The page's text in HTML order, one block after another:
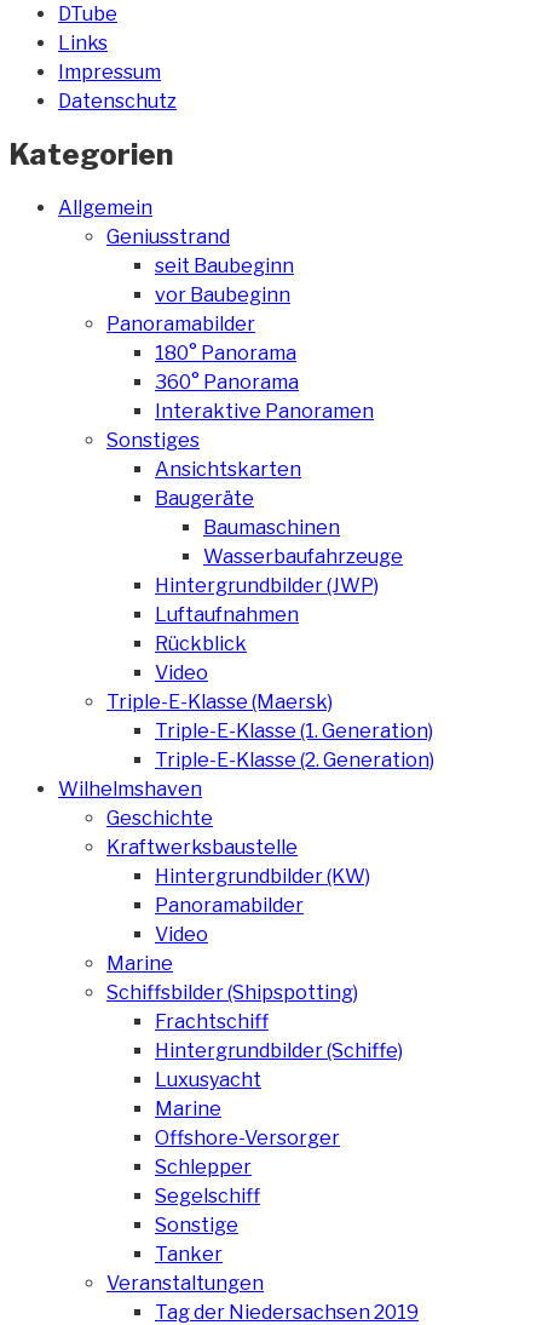
DTube
Links
Impressum
Datenschutz
Kategorien
Allgemein
Geniusstrand
seit Baubeginn
vor Baubeginn
Panoramabilder
180° Panorama
360° Panorama
Interaktive Panoramen
Sonstiges
Ansichtskarten
Baugeräte
Baumaschinen
Wasserbaufahrzeuge
Hintergrundbilder (JWP)
Luftaufnahmen
Rückblick
Video
Triple-E-Klasse (Maersk)
Triple-E-Klasse (1. Generation)
Triple-E-Klasse (2. Generation)
Wilhelmshaven
Geschichte
Kraftwerksbaustelle
Hintergrundbilder (KW)
Panoramabilder
Video
Marine
Schiffsbilder (Shipspotting)
Frachtschiff
Hintergrundbilder (Schiffe)
Luxusyacht
Marine
Offshore-Versorger
Schlepper
Segelschiff
Sonstige
Tanker
Veranstaltungen
Tag der Niedersachsen 2019